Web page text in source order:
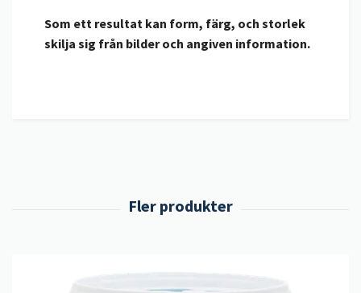
Som ett resultat kan form, färg, och storlek
skilja sig från bilder och angiven information.